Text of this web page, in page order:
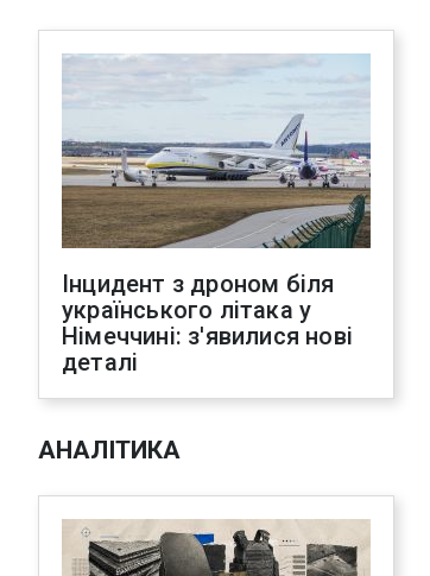
Інцидент з дроном біля
українського літака у
Німеччині: з'явилися нові
деталі
АНАЛІТИКА